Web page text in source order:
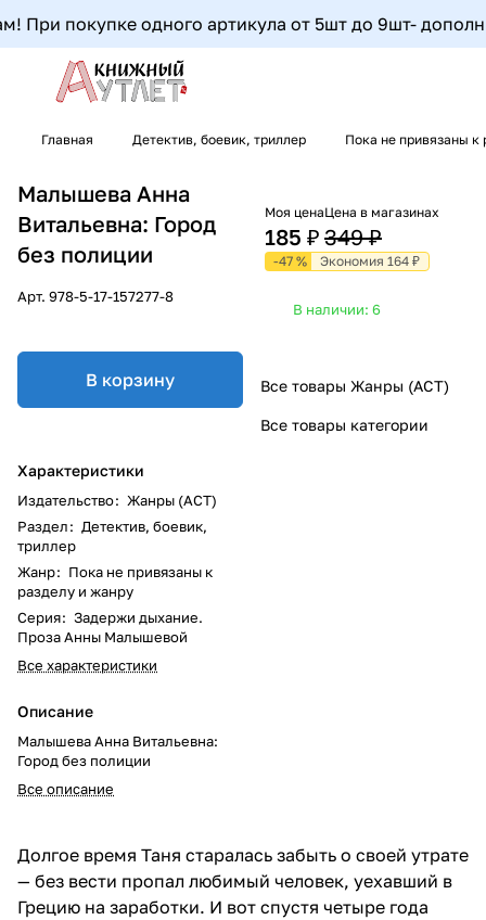
При покупке одного артикула от 5шт до 9шт-
Главная Детектив, боевик, триллер Пока не привязаны к
Малышева Анна
Витальевна: Город
без полиции
Арт. 978-5-17-157277-8
В корзину
Характеристики
Издательство: Жанры (АСТ)
Раздел: Детектив, боевик,
триллер
Жанр: Пока не привязаны к
разделу и жанру
Серия: Задержи дыхание.
Проза Анны Малышевой
Все характеристики
Описание
Малышева Анна Витальевна:
Город без полиции
Все описание
Моя цена
185 ₽
Цена в магазинах
349 ₽
-47 % Экономия 164 ₽
В наличии: 6
Все товары Жанры (АСТ)
Все товары категории
Долгое время Таня старалась забыть о своей утрате
— без вести пропал любимый человек, уехавший в
Грецию на заработки. И вот спустя четыре года